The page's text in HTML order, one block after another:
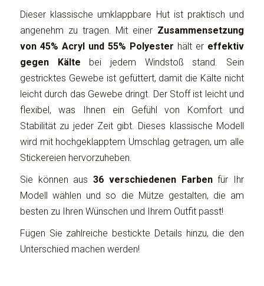
Dieser klassische umklappbare Hut ist praktisch und
angenehm zu tragen. Mit einer Zusammensetzung
von 45% Acryl und 55% Polyester hält er effektiv
gegen Kälte bei jedem Windstoß stand. Sein
gestricktes Gewebe ist gefüttert, damit die Kälte nicht
leicht durch das Gewebe dringt. Der Stoff ist leicht und
flexibel, was Ihnen ein Gefühl von Komfort und
Stabilität zu jeder Zeit gibt. Dieses klassische Modell
wird mit hochgeklapptem Umschlag getragen, um alle
Stickereien hervorzuheben.
Sie können aus36 verschiedenen Farbenfür Ihr
Modell wählen und so die Mütze gestalten, die am
besten zu Ihren Wünschen und Ihrem Outfit passt!
Fügen Sie zahlreiche bestickte Details hinzu, die den
Unterschied machen werden!